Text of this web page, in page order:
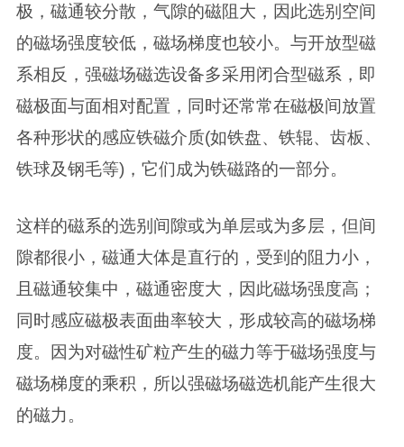
极，磁通较分散，气隙的磁阻大，因此选别空间
的磁场强度较低，磁场梯度也较小。与开放型磁
系相反，强磁场磁选设备多采用闭合型磁系，即
磁极面与面相对配置，同时还常常在磁极间放置
各种形状的感应铁磁介质(如铁盘、铁辊、齿板、
铁球及钢毛等)，它们成为铁磁路的一部分。
这样的磁系的选别间隙或为单层或为多层，但间
隙都很小，磁通大体是直行的，受到的阻力小，
且磁通较集中，磁通密度大，因此磁场强度高；
同时感应磁极表面曲率较大，形成较高的磁场梯
度。因为对磁性矿粒产生的磁力等于磁场强度与
磁场梯度的乘积，所以强磁场磁选机能产生很大
的磁力。